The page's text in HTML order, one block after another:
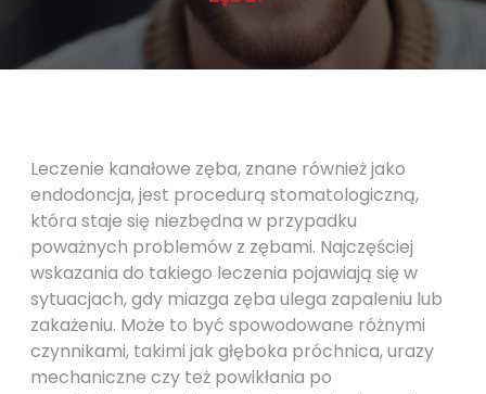
Leczenie kanałowe zęba, znane również jako
endodoncja, jest procedurą stomatologiczną,
która staje się niezbędna w przypadku
poważnych problemów z zębami. Najczęściej
wskazania do takiego leczenia pojawiają się w
sytuacjach, gdy miazga zęba ulega zapaleniu lub
zakażeniu. Może to być spowodowane różnymi
czynnikami, takimi jak głęboka próchnica, urazy
mechaniczne czy też powikłania po